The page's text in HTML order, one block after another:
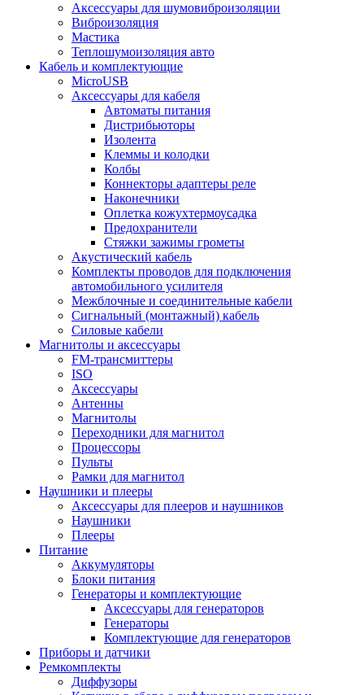
Аксессуары для шумовиброизоляции
Виброизоляция
Мастика
Теплошумоизоляция авто
Кабель и комплектующие
MicroUSB
Аксессуары для кабеля
Автоматы питания
Дистрибьюторы
Изолента
Клеммы и колодки
Колбы
Коннекторы адаптеры реле
Наконечники
Оплетка кожухтермоусадка
Предохранители
Стяжки зажимы грометы
Акустический кабель
Комплекты проводов для подключения
автомобильного усилителя
Межблочные и соединительные кабели
Сигнальный (монтажный) кабель
Силовые кабели
Магнитолы и аксессуары
FM-трансмиттеры
ISO
Аксессуары
Антенны
Магнитолы
Переходники для магнитол
Процессоры
Пульты
Рамки для магнитол
Наушники и плееры
Аксессуары для плееров и наушников
Наушники
Плееры
Питание
Аккумуляторы
Блоки питания
Генераторы и комплектующие
Аксессуары для генераторов
Генераторы
Комплектующие для генераторов
Приборы и датчики
Ремкомплекты
Диффузоры